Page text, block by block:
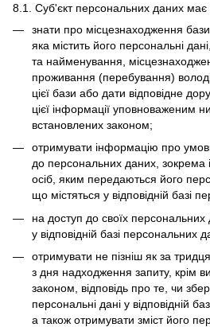
8.1. Суб'єкт персональних даних має
знати про місцезнаходження
яка містить його персональні
та найменування,
проживання (перебування)
цієї бази або дати відповідне
цієї інформації уповноваженим
встановлених законом;
отримувати інформацію про
до персональних даних, зокрема
осіб, яким передаються його
що містяться у відповідній базі
на доступ до своїх
у відповідній базі персональних
отримувати не пізніш як за
з дня надходження запиту, крім
законом, відповідь про те, чи
персональні дані у відповідній
а також отримувати зміст його